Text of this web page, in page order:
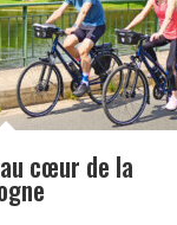
cœur de la